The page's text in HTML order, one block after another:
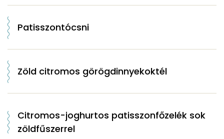
Patisszontócsni
Zöld citromos görögdinnyekoktél
Citromos-joghurtos patisszonfőzelék sok
zöldfűszerrel